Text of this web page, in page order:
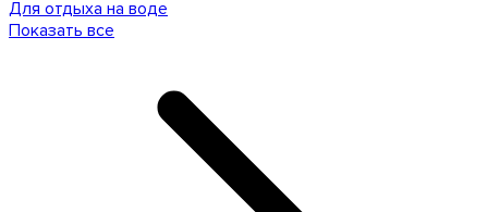
Для отдыха на воде
Показать все